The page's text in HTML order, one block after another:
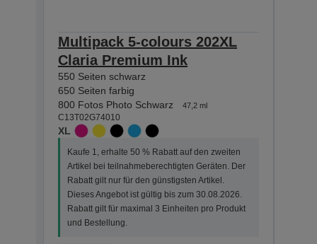
Multipack 5-colours 202XL
Claria Premium Ink
550 Seiten schwarz
650 Seiten farbig
800 Fotos Photo Schwarz
47,2 ml
C13T02G74010
XL
Kaufe 1, erhalte 50 % Rabatt auf den zweiten
Artikel bei teilnahmeberechtigten Geräten. Der
Rabatt gilt nur für den günstigsten Artikel.
Dieses Angebot ist gültig bis zum 30.08.2026.
Rabatt gilt für maximal 3 Einheiten pro Produkt
und Bestellung.